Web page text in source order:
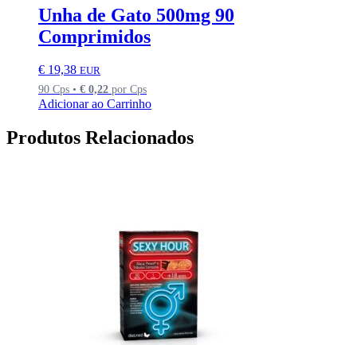
Unha de Gato 500mg 90
Comprimidos
€ 19,38 EUR
90 Cps • € 0,22 por Cps
Adicionar ao Carrinho
Produtos Relacionados